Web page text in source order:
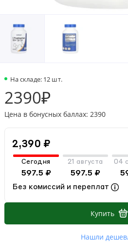
На складе: 12 шт.
2390₽
Цена в бонусных баллах: 2390
2,390 ₽
Сегодня
597.5 ₽
21 августа
597.5 ₽
04
Без комиссий и переплат
Купить
Нашли